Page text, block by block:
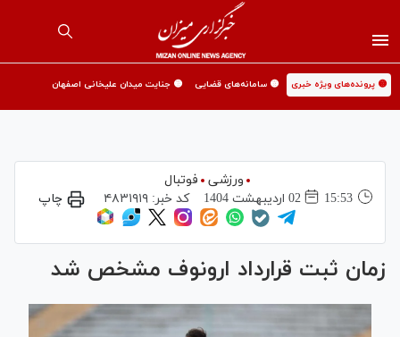
🟡 پرونده‌های ویژه خبری 🟡 سامانه‌های قضایی 🟡 جنایت میدان علیخانی اصفهان
ورزشی
فوتبال
15:53
02 ارديبهشت 1404 کد خبر: ۴۸۳۱۹۱۹ چاپ
زمان ثبت قرارداد ارونوف مشخص شد